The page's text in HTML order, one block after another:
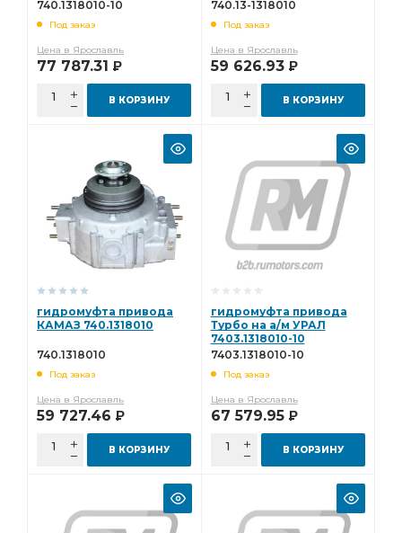
740.1318010-10
Под заказ
Цена в Ярославль
77 787.31 Р
В КОРЗИНУ
740.13-1318010
Под заказ
Цена в Ярославль
59 626.93 Р
В КОРЗИНУ
гидромуфта привода
КАМАЗ 740.1318010
740.1318010
Под заказ
Цена в Ярославль
59 727.46 Р
В КОРЗИНУ
гидромуфта привода
Турбо на а/м УРАЛ
7403.1318010-10
7403.1318010-10
Под заказ
Цена в Ярославль
67 579.95 Р
В КОРЗИНУ